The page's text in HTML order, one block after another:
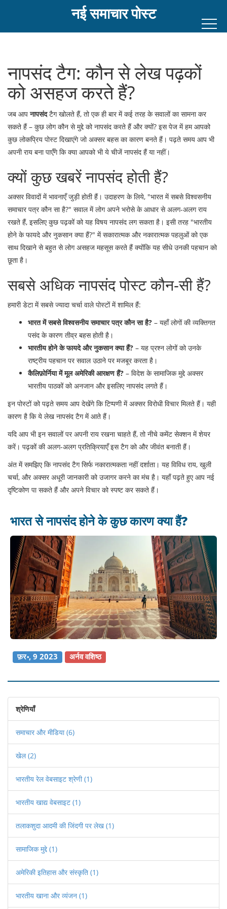
नई समाचार पोस्ट
नापसंद टैग: कौन से लेख पढ़कों
को असहज करते हैं?
जब आपनापसंदटैग खोलते हैं, तो एक ही बार में कई तरह के सवालों का सामना कर
सकते हैं – कुछ लोग कौन से मुद्दे को नापसंद करते हैं और क्यों? इस पेज में हम आपको
कुछ लोकप्रिय पोस्ट दिखाएंगे जो अक्सर बहस का कारण बनते हैं। पढ़ते समय आप भी
अपनी राय बना पाएँगे कि क्या आपको भी ये चीजें नापसंद हैं या नहीं।
क्यों कुछ खबरें नापसंद होती हैं?
अक्सर विवादों में भावनाएँ जुड़ी होती हैं। उदाहरण के लिये, "भारत में सबसे विश्वसनीय
समाचार पत्र कौन सा है?" सवाल में लोग अपने भरोसे के आधार से अलग-अलग राय
रखते हैं, इसलिए कुछ पढ़कों को यह विषय नापसंद लग सकता है। इसी तरह "भारतीय
होने के फायदे और नुकसान क्या हैं?" में सकारात्मक और नकारात्मक पहलुओं को एक
साथ दिखाने से बहुत से लोग असहज महसूस करते हैं क्योंकि यह सीधे उनकी पहचान को
छूता है।
सबसे अधिक नापसंद पोस्ट कौन‑सी हैं?
हमारी डेटा में सबसे ज्‍यादा चर्चा वाले पोस्टों में शामिल हैं:
भारत में सबसे विश्वसनीय समाचार पत्र कौन सा है? – यहाँ लोगों की व्यक्तिगत
पसंद के कारण तीव्र बहस होती है।
भारतीय होने के फायदे और नुकसान क्या हैं? – यह प्रश्न लोगों को उनके
राष्ट्रीय पहचान पर सवाल उठाने पर मजबूर करता है।
कैलिफ़ोर्निया में मूल अमेरिकी आरक्षण हैं? – विदेश के सामाजिक मुद्दे अक्सर
भारतीय पाठकों को अनजान और इसलिए नापसंद लगते हैं।
इन पोस्टों को पढ़ते समय आप देखेंगे कि टिप्पणी में अक्सर विरोधी विचार मिलते हैं। यही
कारण है कि ये लेख नापसंद टैग में आते हैं।
यदि आप भी इन सवालों पर अपनी राय रखना चाहते हैं, तो नीचे कमेंट सेक्शन में शेयर
करें। पढ़कों की अलग-अलग प्रतिक्रियाएँ इस टैग को और जीवंत बनाती हैं।
अंत में समझिए कि नापसंद टैग सिर्फ नकारात्मकता नहीं दर्शाता। यह विविध राय, खुली
चर्चा, और अक्सर अधूरी जानकारी को उजागर करने का मंच है। यहाँ पढ़ते हुए आप नई
दृष्टिकोण पा सकते हैं और अपने विचार को स्पष्ट कर सकते हैं।
भारत से नापसंद होने के कुछ कारण क्या हैं?
फ़र॰, 9 2023 अर्नव वशिष्ठ
श्रेणियाँ
समाचार और मीडिया(6)
खेल(2)
भारतीय रेल वेबसाइट श्रेणी(1)
भारतीय खाद्य वेबसाइट (1)
तलाकशुदा आदमी की जिंदगी पर लेख (1)
सामाजिक मुद्दे (1)
अमेरिकी इतिहास और संस्कृति (1)
भारतीय खाना और व्यंजन (1)